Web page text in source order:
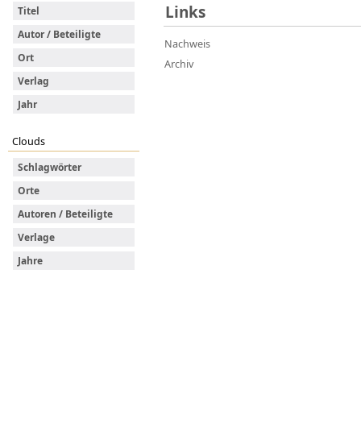
Titel
Autor / Beteiligte
Ort
Verlag
Jahr
Clouds
Schlagwörter
Orte
Autoren / Beteiligte
Verlage
Jahre
Links
Nachweis
Archiv